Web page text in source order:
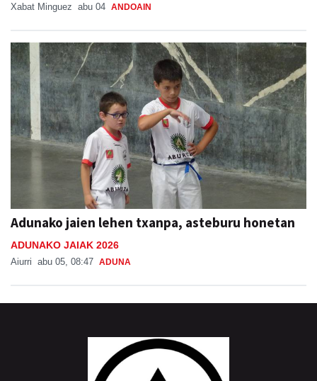
Xabat Minguez abu 04 ANDOAIN
Adunako jaien lehen txanpa, asteburu honetan
ADUNAKO JAIAK 2026
Aiurri abu 05, 08:47 ADUNA